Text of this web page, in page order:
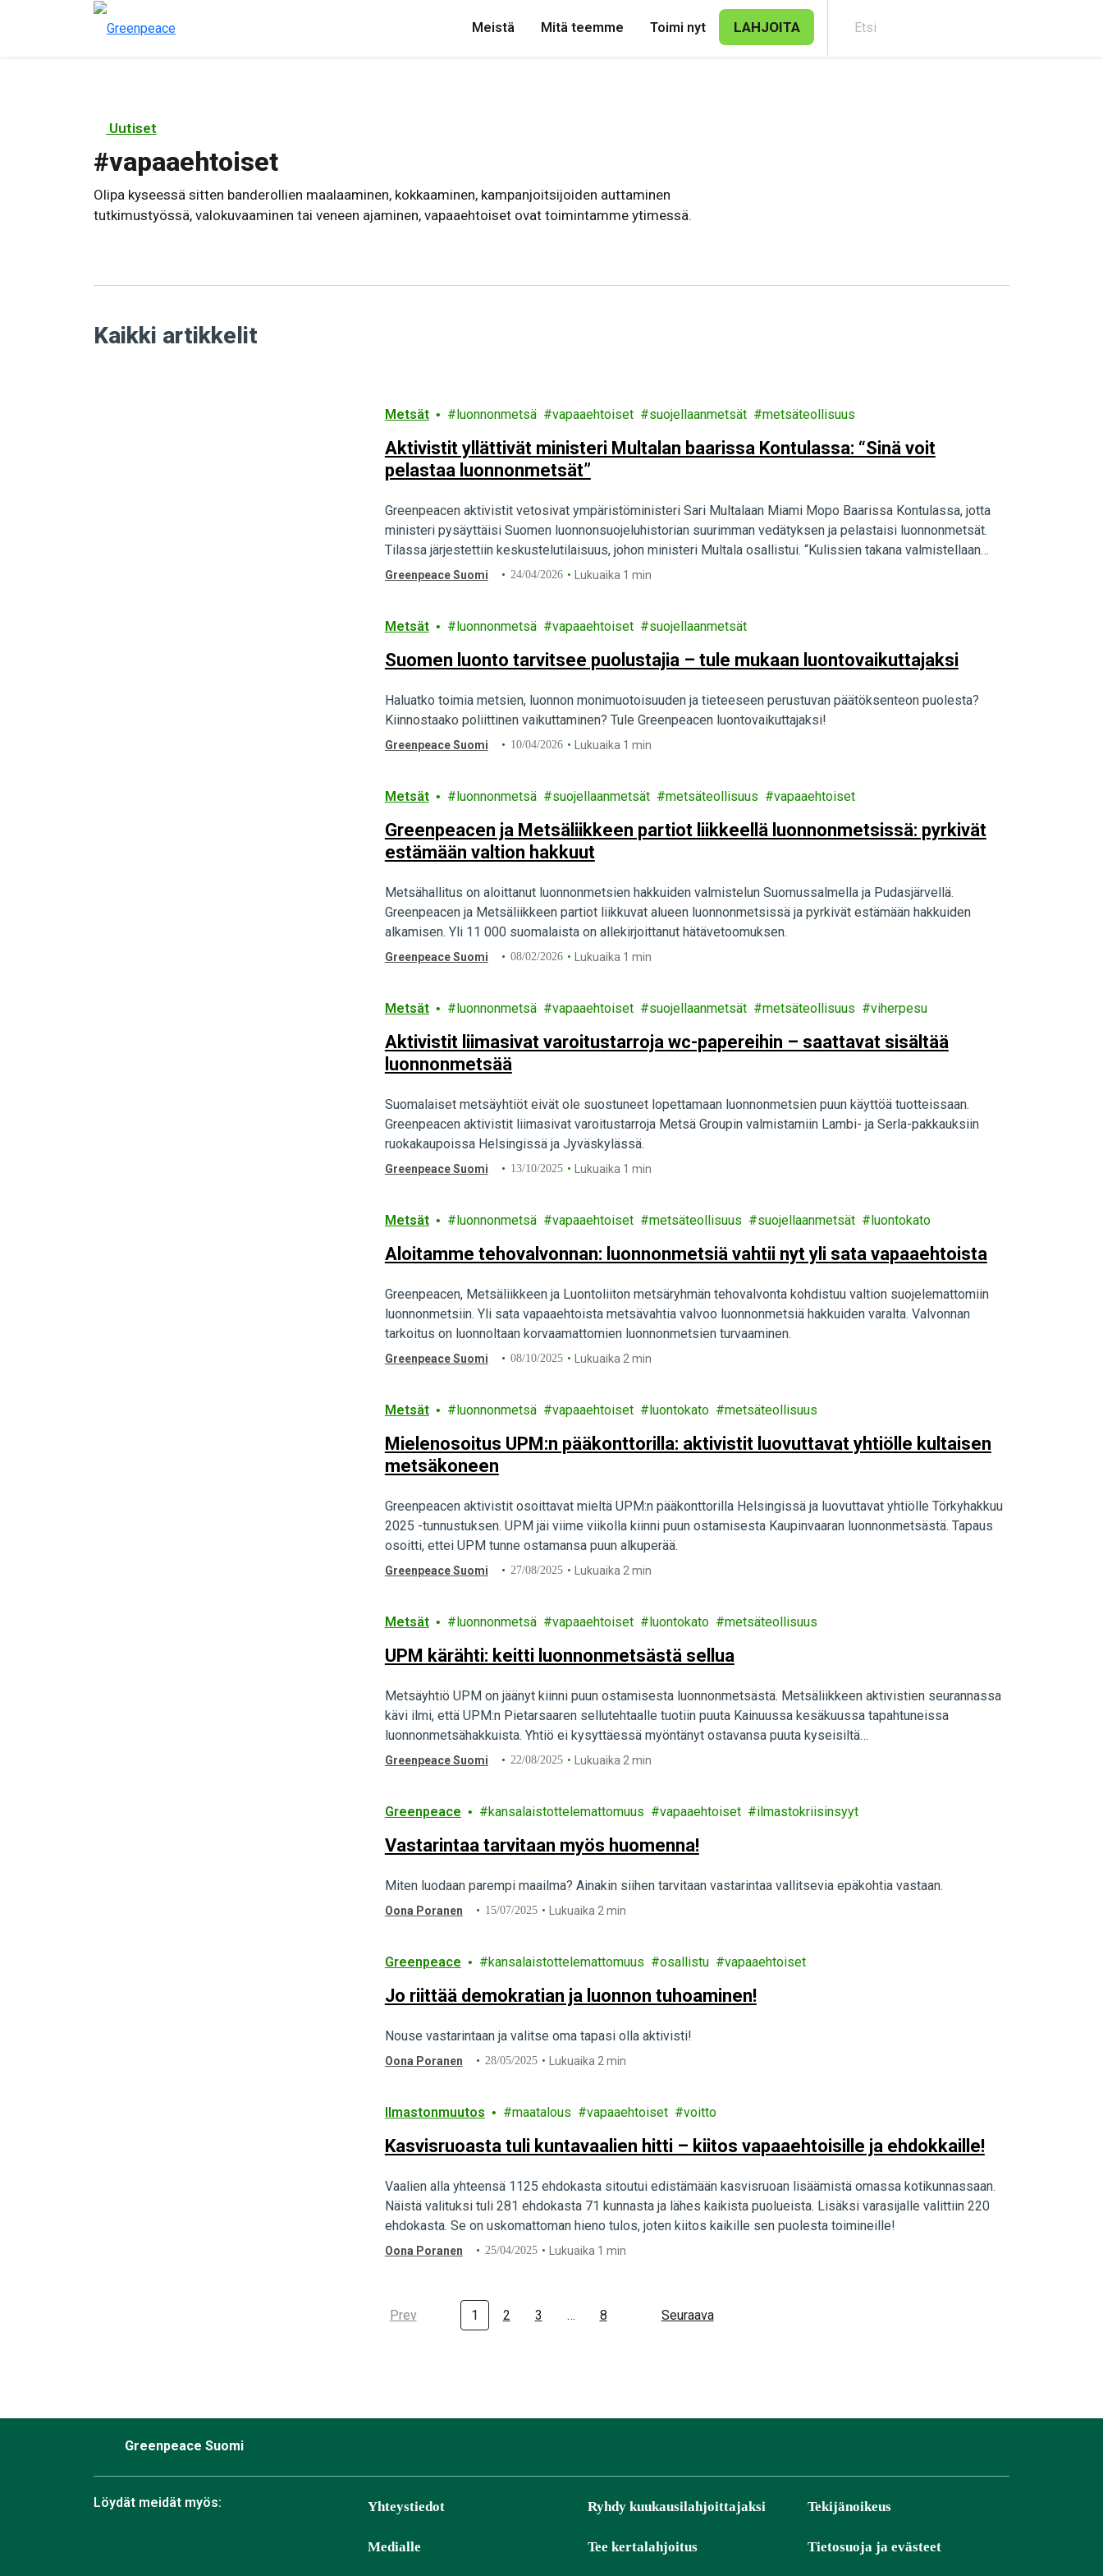
Meistä Mitä teemme Toimi nyt LAHJOITA
Uutiset
#vapaaehtoiset
Olipa kyseessä sitten banderollien maalaaminen, kokkaaminen, kampanjoitsijoiden auttaminen
tutkimustyössä, valokuvaaminen tai veneen ajaminen, vapaaehtoiset ovat toimintamme ytimessä.
Kaikki artikkelit
Metsät luonnonmetsä vapaaehtoiset suojellaanmetsät metsäteollisuus
Aktivistit yllättivät ministeri Multalan baarissa Kontulassa: “Sinä voit
pelastaa luonnonmetsät”
Greenpeacen aktivistit vetosivat ympäristöministeri Sari Multalaan Miami Mopo Baarissa Kontulassa, jotta
ministeri pysäyttäisi Suomen luonnonsuojeluhistorian suurimman vedätyksen ja pelastaisi luonnonmetsät.
Tilassa järjestettiin keskustelutilaisuus, johon ministeri Multala osallistui. “Kulissien takana valmistellaan…
Greenpeace Suomi 24/04/2026 Lukuaika 1 min
Metsät luonnonmetsä vapaaehtoiset suojellaanmetsät
Suomen luonto tarvitsee puolustajia – tule mukaan luontovaikuttajaksi
Haluatko toimia metsien, luonnon monimuotoisuuden ja tieteeseen perustuvan päätöksenteon puolesta?
Kiinnostaako poliittinen vaikuttaminen? Tule Greenpeacen luontovaikuttajaksi!
Greenpeace Suomi 10/04/2026 Lukuaika 1 min
Metsät luonnonmetsä suojellaanmetsät metsäteollisuus vapaaehtoiset
Greenpeacen ja Metsäliikkeen partiot liikkeellä luonnonmetsissä: pyrkivät
estämään valtion hakkuut
Metsähallitus on aloittanut luonnonmetsien hakkuiden valmistelun Suomussalmella ja Pudasjärvellä.
Greenpeacen ja Metsäliikkeen partiot liikkuvat alueen luonnonmetsissä ja pyrkivät estämään hakkuiden
alkamisen. Yli 11 000 suomalaista on allekirjoittanut hätävetoomuksen.
Greenpeace Suomi 08/02/2026 Lukuaika 1 min
Metsät luonnonmetsä vapaaehtoiset suojellaanmetsät metsäteollisuus viherpesu
Aktivistit liimasivat varoitustarroja wc-papereihin – saattavat sisältää
luonnonmetsää
Suomalaiset metsäyhtiöt eivät ole suostuneet lopettamaan luonnonmetsien puun käyttöä tuotteissaan.
Greenpeacen aktivistit liimasivat varoitustarroja Metsä Groupin valmistamiin Lambi- ja Serla-pakkauksiin
ruokakaupoissa Helsingissä ja Jyväskylässä.
Greenpeace Suomi 13/10/2025 Lukuaika 1 min
Metsät luonnonmetsä vapaaehtoiset metsäteollisuus suojellaanmetsät luontokato
Aloitamme tehovalvonnan: luonnonmetsiä vahtii nyt yli sata vapaaehtoista
Greenpeacen, Metsäliikkeen ja Luontoliiton metsäryhmän tehovalvonta kohdistuu valtion suojelemattomiin
luonnonmetsiin. Yli sata vapaaehtoista metsävahtia valvoo luonnonmetsiä hakkuiden varalta. Valvonnan
tarkoitus on luonnoltaan korvaamattomien luonnonmetsien turvaaminen.
Greenpeace Suomi 08/10/2025 Lukuaika 2 min
Metsät luonnonmetsä vapaaehtoiset luontokato metsäteollisuus
Mielenosoitus UPM:n pääkonttorilla: aktivistit luovuttavat yhtiölle kultaisen
metsäkoneen
Greenpeacen aktivistit osoittavat mieltä UPM:n pääkonttorilla Helsingissä ja luovuttavat yhtiölle Törkyhakkuu
2025 -tunnustuksen. UPM jäi viime viikolla kiinni puun ostamisesta Kaupinvaaran luonnonmetsästä. Tapaus
osoitti, ettei UPM tunne ostamansa puun alkuperää.
Greenpeace Suomi 27/08/2025 Lukuaika 2 min
Metsät luonnonmetsä vapaaehtoiset luontokato metsäteollisuus
UPM kärähti: keitti luonnonmetsästä sellua
Metsäyhtiö UPM on jäänyt kiinni puun ostamisesta luonnonmetsästä. Metsäliikkeen aktivistien seurannassa
kävi ilmi, että UPM:n Pietarsaaren sellutehtaalle tuotiin puuta Kainuussa kesäkuussa tapahtuneissa
luonnonmetsähakkuista. Yhtiö ei kysyttäessä myöntänyt ostavansa puuta kyseisiltä…
Greenpeace Suomi 22/08/2025 Lukuaika 2 min
Greenpeace kansalaistottelemattomuus vapaaehtoiset ilmastokriisinsyyt
Vastarintaa tarvitaan myös huomenna!
Miten luodaan parempi maailma? Ainakin siihen tarvitaan vastarintaa vallitsevia epäkohtia vastaan.
Oona Poranen 15/07/2025 Lukuaika 2 min
Greenpeace kansalaistottelemattomuus osallistu vapaaehtoiset
Jo riittää demokratian ja luonnon tuhoaminen!
Nouse vastarintaan ja valitse oma tapasi olla aktivisti!
Oona Poranen 28/05/2025 Lukuaika 2 min
Ilmastonmuutos maatalous vapaaehtoiset voitto
Kasvisruoasta tuli kuntavaalien hitti – kiitos vapaaehtoisille ja ehdokkaille!
Vaalien alla yhteensä 1125 ehdokasta sitoutui edistämään kasvisruoan lisäämistä omassa kotikunnassaan.
Näistä valituksi tuli 281 ehdokasta 71 kunnasta ja lähes kaikista puolueista. Lisäksi varasijalle valittiin 220
ehdokasta. Se on uskomattoman hieno tulos, joten kiitos kaikille sen puolesta toimineille!
Oona Poranen 25/04/2025 Lukuaika 1 min
Prev 1 2 3 … 8 Seuraava
Greenpeace Suomi
Löydät meidät myös: Yhteystiedot
Medialle
Ryhdy kuukausilahjoittajaksi
Tee kertalahjoitus
Tekijänoikeus
Tietosuoja ja evästeet